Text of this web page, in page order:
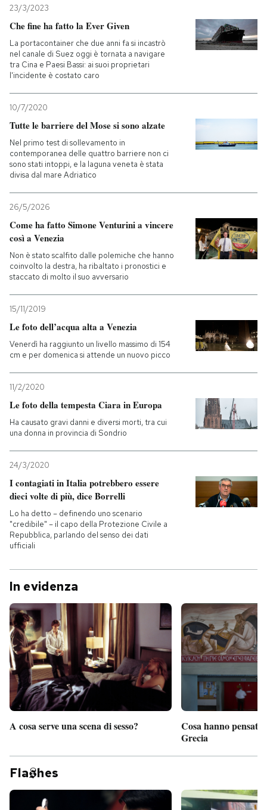
23/3/2023
Che fine ha fatto la Ever Given
La portacontainer che due anni fa si incastrò
nel canale di Suez oggi è tornata a navigare
tra Cina e Paesi Bassi: ai suoi proprietari
l'incidente è costato caro
10/7/2020
Tutte le barriere del Mose si sono alzate
Nel primo test di sollevamento in
contemporanea delle quattro barriere non ci
sono stati intoppi, e la laguna veneta è stata
divisa dal mare Adriatico
26/5/2026
Come ha fatto Simone Venturini a vincere
così a Venezia
Non è stato scalfito dalle polemiche che hanno
coinvolto la destra, ha ribaltato i pronostici e
staccato di molto il suo avversario
15/11/2019
Le foto dell’acqua alta a Venezia
Venerdì ha raggiunto un livello massimo di 154
cm e per domenica si attende un nuovo picco
11/2/2020
Le foto della tempesta Ciara in Europa
Ha causato gravi danni e diversi morti, tra cui
una donna in provincia di Sondrio
24/3/2020
I contagiati in Italia potrebbero essere
dieci volte di più, dice Borrelli
Lo ha detto – definendo uno scenario
"credibile" – il capo della Protezione Civile a
Repubblica, parlando del senso dei dati
ufficiali
In evidenza
A cosa serve una scena di sesso?
Cosa hanno pensato
Grecia
Fla hes